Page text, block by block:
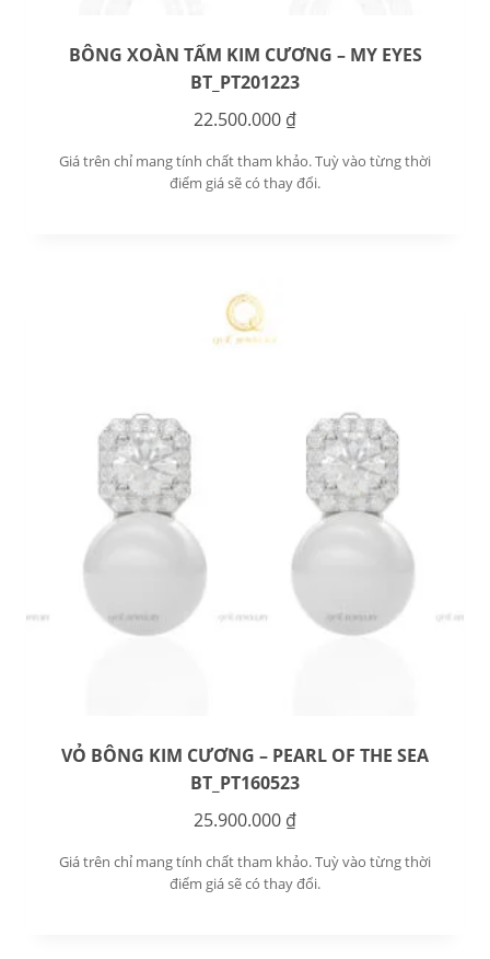
BÔNG XOÀN TẤM KIM CƯƠNG – MY EYES
BT_PT201223
22.500.000 ₫
Giá trên chỉ mang tính chất tham khảo. Tuỳ vào từng thời
điểm giá sẽ có thay đổi.
VỎ BÔNG KIM CƯƠNG – PEARL OF THE SEA
BT_PT160523
25.900.000 ₫
Giá trên chỉ mang tính chất tham khảo. Tuỳ vào từng thời
điểm giá sẽ có thay đổi.